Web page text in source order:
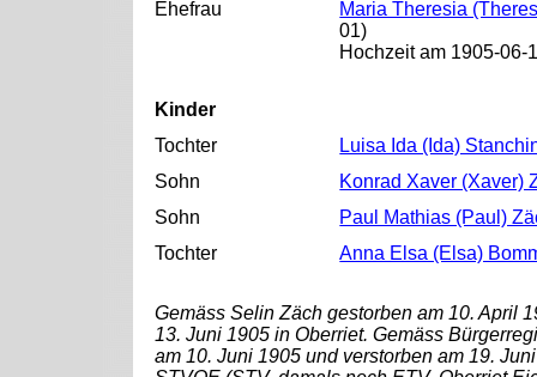
Ehefrau
Maria Theresia
01)
Hochzeit am 1905-06-
Kinder
Tochter
Luisa Ida (Ida)
Sohn
Konrad Xaver (Xaver)
Sohn
Paul Mathias (Paul)
Tochter
Anna Elsa (Elsa)
Gemäss Selin Zäch gestorben am 10. April
13. Juni 1905 in Oberriet. Gemäss
am 10. Juni 1905 und verstorben am 19.